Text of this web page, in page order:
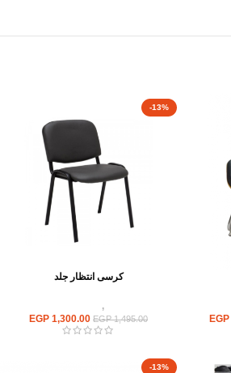
EGP
-13%
كرسى انتظار جلد
,
EGP1,495.00
EGP 1,300.00
-13%